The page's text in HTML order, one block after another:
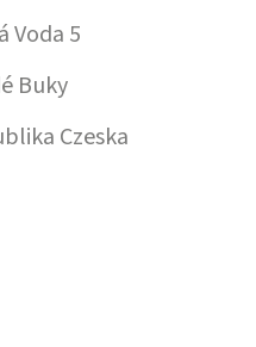
Voda 5
Buky
Czeska